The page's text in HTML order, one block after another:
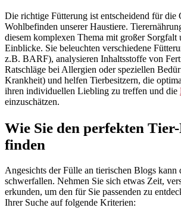
Die richtige Fütterung ist entscheidend für die
Wohlbefinden unserer Haustiere.
diesem komplexen Thema mit großer
Einblicke. Sie beleuchten verschiedene
z.B. BARF), analysieren Inhaltsstoffe von
Ratschläge bei Allergien oder speziellen
Krankheit) und helfen Tierbesitzern, die
ihren individuellen Liebling zu treffen und die
einzuschätzen.
Wie Sie den perfekten
finden
Angesichts der Fülle an tierischen Blogs kann
schwerfallen. Nehmen Sie sich etwas Zeit,
erkunden, um den für Sie passenden zu
Ihrer Suche auf folgende Kriterien: